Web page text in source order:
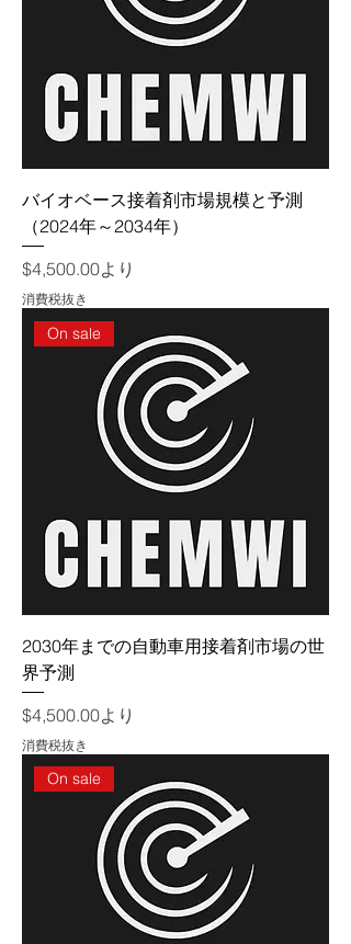
バイオベース接着剤市場規模と予測
（2024年～2034年）
$4,500.00より
セール価格
消費税抜き
On sale
2030年までの自動車用接着剤市場の世
界予測
$4,500.00より
セール価格
消費税抜き
On sale